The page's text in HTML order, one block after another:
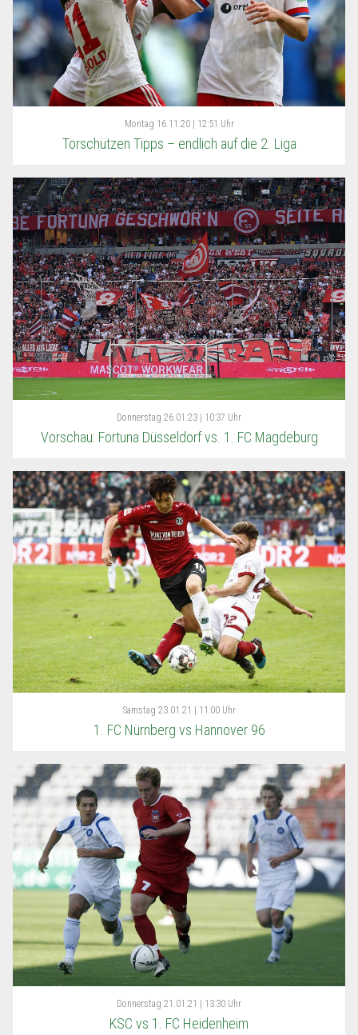
Montag 16.11.20 | 12:51 Uhr
Torschützen Tipps – endlich auf die 2. Liga
Donnerstag 26.01.23 | 10:37 Uhr
Vorschau: Fortuna Düsseldorf vs. 1. FC Magdeburg
Samstag 23.01.21 | 11:00 Uhr
1. FC Nürnberg vs Hannover 96
Donnerstag 21.01.21 | 13:30 Uhr
KSC vs 1. FC Heidenheim